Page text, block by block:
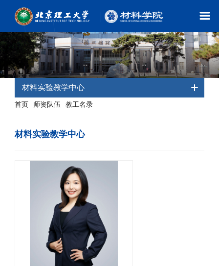
材料实验教学中心
首页 师资队伍 教工名录
材料实验教学中心